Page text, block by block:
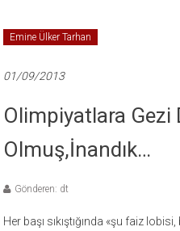
Emine Ülker Tarhan
01/09/2013
Olimpiyatlara Gezi
Olmuş,İnandık…
Gönderen: dt
Her başı sıkıştığında «şu faiz